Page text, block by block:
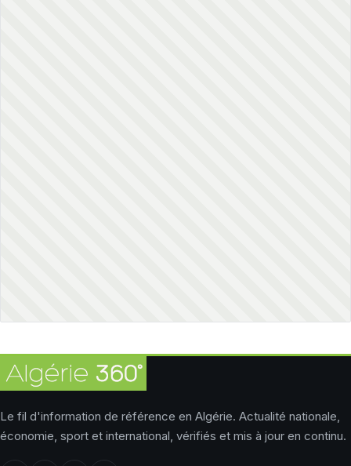
Le fil d'information de référence en Algérie. Actualité nationale,
économie, sport et international, vérifiés et mis à jour en continu.